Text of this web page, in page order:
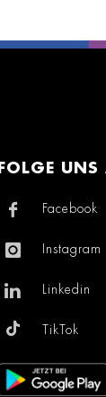
FOLGE UNS
Facebook
Instagram
Linkedin
TikTok